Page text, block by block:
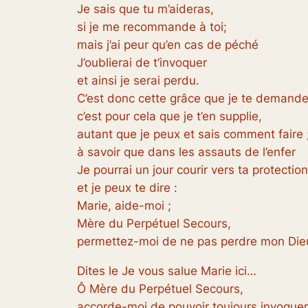
Je sais que tu m’aideras,
si je me recommande à toi;
mais j’ai peur qu’en cas de péché
J’oublierai de t’invoquer
et ainsi je serai perdu.
C’est donc cette grâce que je te
c’est pour cela que je t’en supplie,
autant que je peux et sais comment faire
à savoir que dans les assauts de l’enfer
Je pourrai un jour courir vers ta protection
et je peux te dire :
Marie, aide-moi ;
Mère du Perpétuel Secours,
permettez-moi de ne pas perdre mon
Dites le Je vous salue Marie ici…
Ô Mère du Perpétuel Secours,